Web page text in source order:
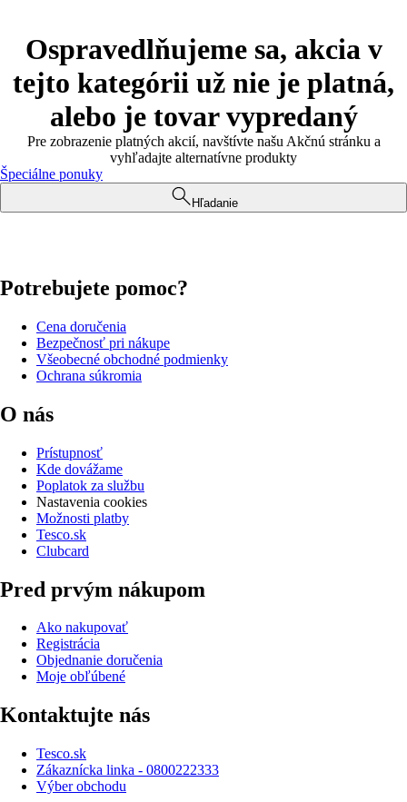
Ospravedlňujeme sa, akcia v
tejto kategórii už nie je platná,
alebo je tovar vypredaný
Pre zobrazenie platných akcií, navštívte našu Akčnú stránku a
vyhľadajte alternatívne produkty
Špeciálne ponuky
Hľadanie
Potrebujete pomoc?
Cena doručenia
Bezpečnosť pri nákupe
Všeobecné obchodné podmienky
Ochrana súkromia
O nás
Prístupnosť
Kde dovážame
Poplatok za službu
Nastavenia cookies
Možnosti platby
Tesco.sk
Clubcard
Pred prvým nákupom
Ako nakupovať
Registrácia
Objednanie doručenia
Moje obľúbené
Kontaktujte nás
Tesco.sk
Zákaznícka linka - 0800222333
Výber obchodu